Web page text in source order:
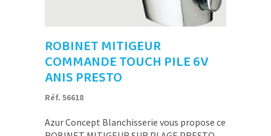
ROBINET MITIGEUR
COMMANDE TOUCH PILE 6V
ANIS PRESTO
Réf. 56618
Azur Concept Blanchisserie vous propose ce